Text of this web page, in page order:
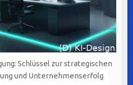
Schlüssel zur strategischen
und Unternehmenserfolg